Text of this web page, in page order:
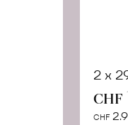
2 x
CHF
CHF